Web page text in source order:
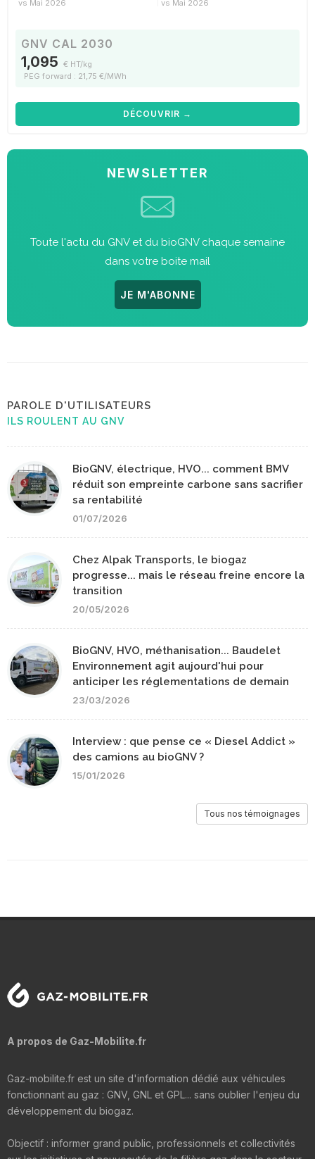
vs Mai 2026 vs Mai 2026
GNV CAL 2030
1,095 € HT/kg
PEG forward : 21,75 €/MWh
DÉCOUVRIR →
NEWSLETTER
Toute l'actu du GNV et du bioGNV chaque semaine
dans votre boite mail
JE M'ABONNE
PAROLE D'UTILISATEURS
ILS ROULENT AU GNV
BioGNV, électrique, HVO... comment BMV
réduit son empreinte carbone sans sacrifier
sa rentabilité
01/07/2026
Chez Alpak Transports, le biogaz
progresse... mais le réseau freine encore la
transition
20/05/2026
BioGNV, HVO, méthanisation... Baudelet
Environnement agit aujourd'hui pour
anticiper les réglementations de demain
23/03/2026
Interview : que pense ce « Diesel Addict »
des camions au bioGNV ?
15/01/2026
Tous nos témoignages
A propos de Gaz-Mobilite.fr
Gaz-mobilite.fr est un site d'information dédié aux véhicules
fonctionnant au gaz : GNV, GNL et GPL... sans oublier l'enjeu du
développement du biogaz.
Objectif : informer grand public, professionnels et collectivités